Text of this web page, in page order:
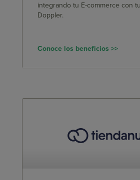
integrando tu E-commerce con
Doppler.
Conoce los beneficios >>